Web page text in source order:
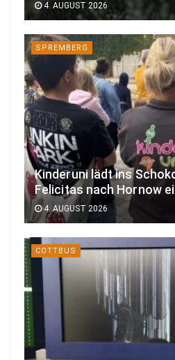
4. AUGUST 2026
SPREMBERG
Kinderuni lädt ins
Felicitas nach Hornow
4. AUGUST 2026
COTTBUS